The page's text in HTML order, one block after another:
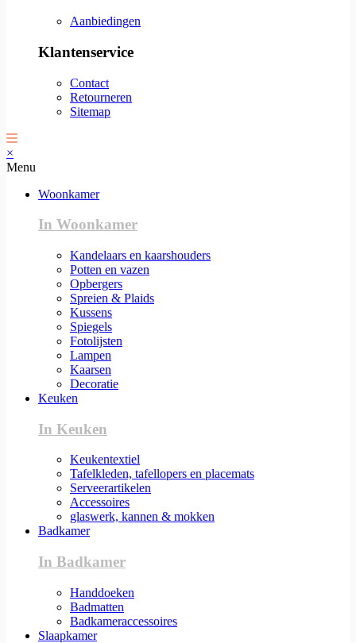
Aanbiedingen
Klantenservice
Contact
Retourneren
Sitemap
×
Menu
Woonkamer
In Woonkamer
Kandelaars en kaarshouders
Potten en vazen
Opbergers
Spreien & Plaids
Kussens
Spiegels
Fotolijsten
Lampen
Kaarsen
Decoratie
Keuken
In Keuken
Keukentextiel
Tafelkleden, tafellopers en placemats
Serveerartikelen
Accessoires
glaswerk, kannen & mokken
Badkamer
In Badkamer
Handdoeken
Badmatten
Badkameraccessoires
Slaapkamer